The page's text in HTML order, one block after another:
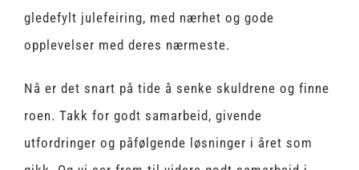
gledefylt julefeiring, med nærhet og gode
opplevelser med deres nærmeste.
Nå er det snart på tide å senke skuldrene og finne
roen. Takk for godt samarbeid, givende
utfordringer og påfølgende løsninger i året som